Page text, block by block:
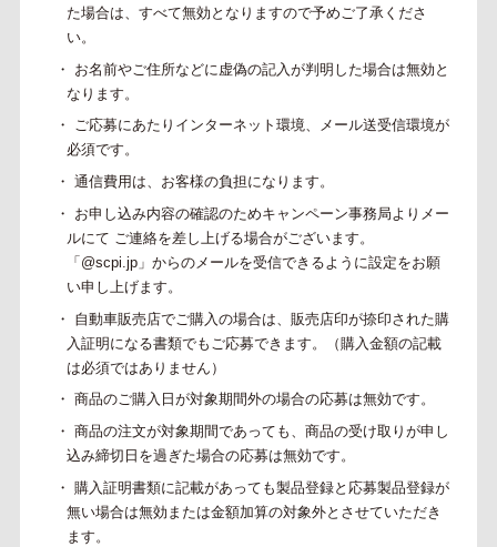
た場合は、すべて無効となりますので予めご了承くださ
い。
・ お名前やご住所などに虚偽の記入が判明した場合は無効と
なります。
・ ご応募にあたりインターネット環境、メール送受信環境が
必須です。
・ 通信費用は、お客様の負担になります。
・ お申し込み内容の確認のためキャンペーン事務局よりメー
ルにて ご連絡を差し上げる場合がございます。
「@scpi.jp」からのメールを受信できるように設定をお願
い申し上げます。
・ 自動車販売店でご購入の場合は、販売店印が捺印された購
入証明になる書類でもご応募できます。（購入金額の記載
は必須ではありません）
・ 商品のご購入日が対象期間外の場合の応募は無効です。
・ 商品の注文が対象期間であっても、商品の受け取りが申し
込み締切日を過ぎた場合の応募は無効です。
・ 購入証明書類に記載があっても製品登録と応募製品登録が
無い場合は無効または金額加算の対象外とさせていただき
ます。